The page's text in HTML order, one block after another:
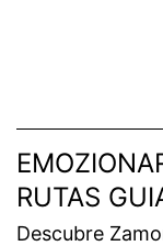
RUTAS
Descubre